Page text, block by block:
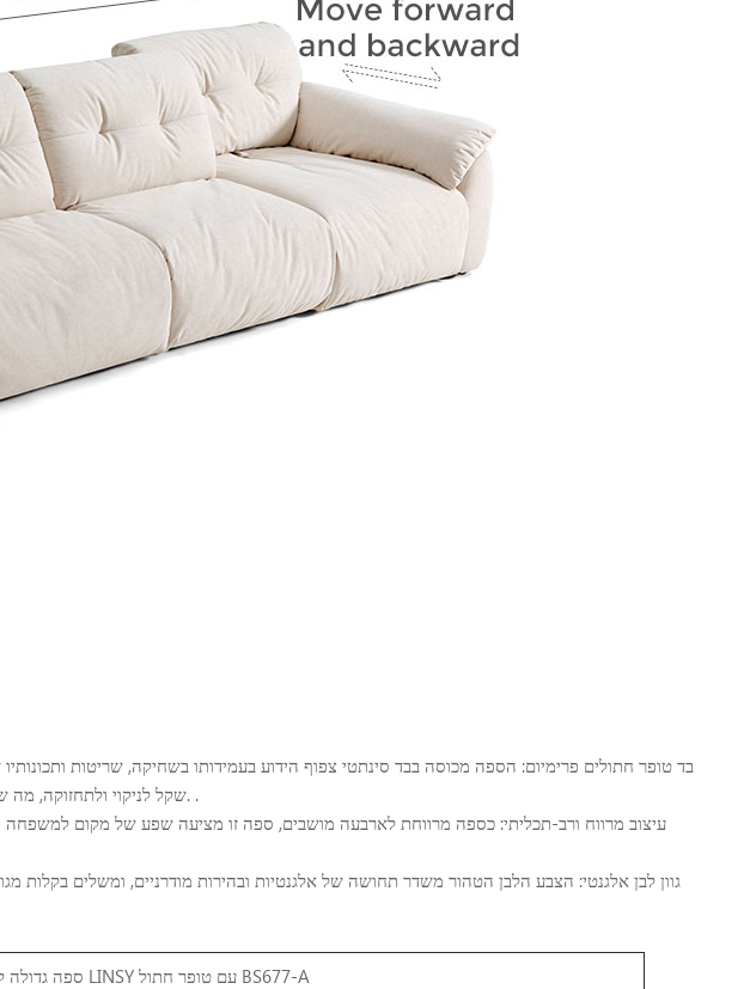
בד טופר חתולים פרימיום: הספה מכוסה בבד סינתטי צפוף הידוע בעמידותו בשחיקה, שריטות
שקל לניקוי ולתחזוקה, מה שהופך אותה לאידיאלית למשקי בית עם חיות מחמד וילדים. .
עיצוב מרווח ורב-תכליתי: כספה מרווחת לארבעה מושבים, ספה זו מציעה שפע של מקום למשפחה
גוון לבן אלגנטי: הצבע הלבן הטהור משדר תחושה של אלגנטיות ובהירות מודרניים, ומשלים בקלות
ספה גדולה לארבעה מושבים מבד לבנה מודרנית LINSY עם טופר חתול BS677-A